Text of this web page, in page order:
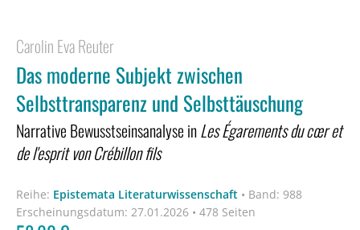
Carolin Eva Reuter
Das moderne Subjekt zwischen
Selbsttransparenz und Selbsttäuschung
Narrative Bewusstseinsanalyse inLes Égarements du cœr et
de l'esprit von Crébillon fils
Reihe: Epistemata Literaturwissenschaft • Band: 988
Erscheinungsdatum: 27.01.2026 • 478 Seiten